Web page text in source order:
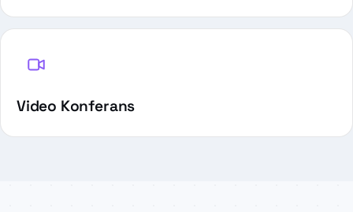
Video Konferans